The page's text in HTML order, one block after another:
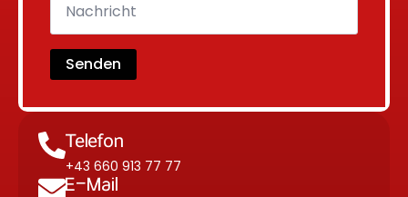
Senden
Telefon
+43 660 913 77 77
E-Mail